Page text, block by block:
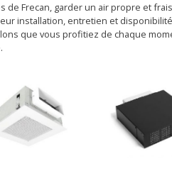
de Frecan, garder un air propre et
installation, entretien et
que vous profitiez de chaque